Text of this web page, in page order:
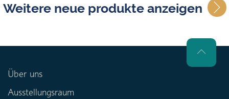
Weitere neue produkte anzeigen
Über uns
Ausstellungsraum